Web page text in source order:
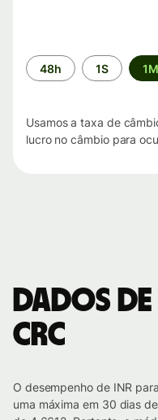
Período
de
48h 1S 1M
Usamos a taxa de
lucro no câmbio para
Dados de
CRC
O desempenho de INR
uma máxima em 30 dias